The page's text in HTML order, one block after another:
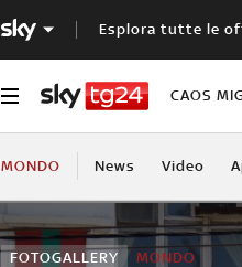
Esplora tutte le
CAOS
MONDO News Video
MONDO
FOTOGALLERY